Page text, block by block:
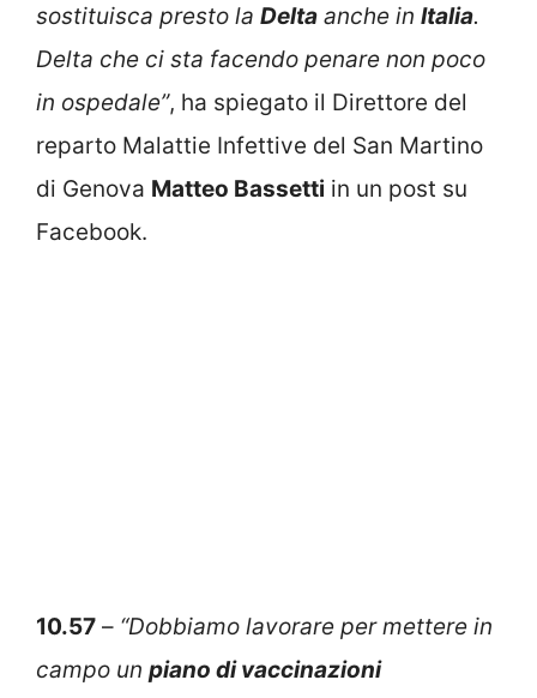
sostituisca presto la Delta anche in Italia.
Delta che ci sta facendo penare non poco
in ospedale”, ha spiegato il Direttore del
reparto Malattie Infettive del San Martino
di Genova Matteo Bassetti in un post su
Facebook.
10.57 – “Dobbiamo lavorare per mettere in
campo un piano di vaccinazioni